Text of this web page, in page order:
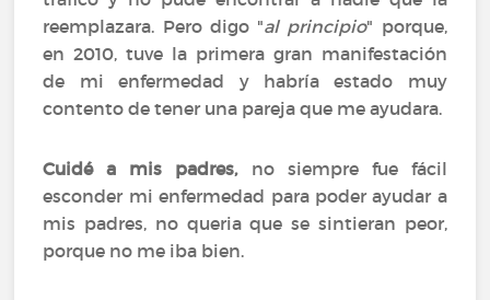
reemplazara. Pero digo "al principio" porque,
en 2010, tuve la primera gran manifestación
de mi enfermedad y habría estado muy
contento de tener una pareja que me ayudara.
Cuidé a mis padres,no siempre fue fácil
esconder mi enfermedad para poder ayudar a
mis padres, no queria que se sintieran peor,
porque no me iba bien.